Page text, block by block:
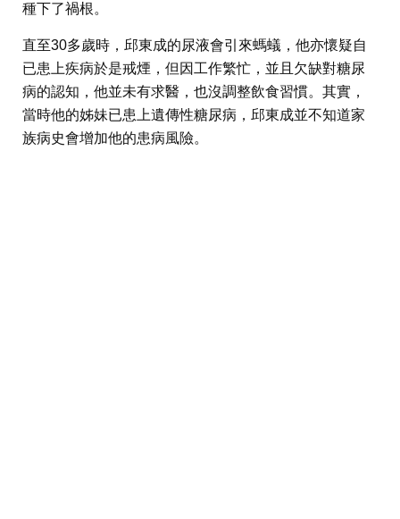
種下了禍根。
直至30多歲時，邱東成的尿液會引來螞蟻，他亦懷疑自
已患上疾病於是戒煙，但因工作繁忙，並且欠缺對糖尿
病的認知，他並未有求醫，也沒調整飲食習慣。其實，
當時他的姊妹已患上遺傳性糖尿病，邱東成並不知道家
族病史會增加他的患病風險。